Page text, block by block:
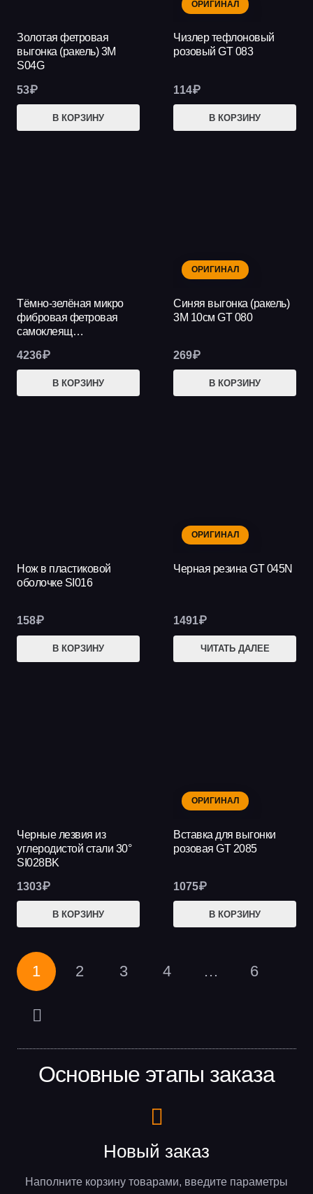
Золотая фетровая
выгонка (ракель) 3М
S04G
53₽
В КОРЗИНУ
ОРИГИНАЛ
Чизлер тефлоновый
розовый GT 083
114₽
В КОРЗИНУ
Тёмно-зелёная микро
фибровая фетровая
самоклеящ…
4236₽
В КОРЗИНУ
ОРИГИНАЛ
Синяя выгонка (ракель)
3М 10см GT 080
269₽
В КОРЗИНУ
Нож в пластиковой
оболочке SI016
158₽
В КОРЗИНУ
ОРИГИНАЛ
Черная резина GT 045N
1491₽
ЧИТАТЬ ДАЛЕЕ
Черные лезвия из
углеродистой стали 30°
SI028BK
1303₽
В КОРЗИНУ
ОРИГИНАЛ
Вставка для выгонки
розовая GT 2085
1075₽
В КОРЗИНУ
1 2 3 4 … 6
Основные этапы заказа
Новый заказ
Наполните корзину товарами, введите параметры